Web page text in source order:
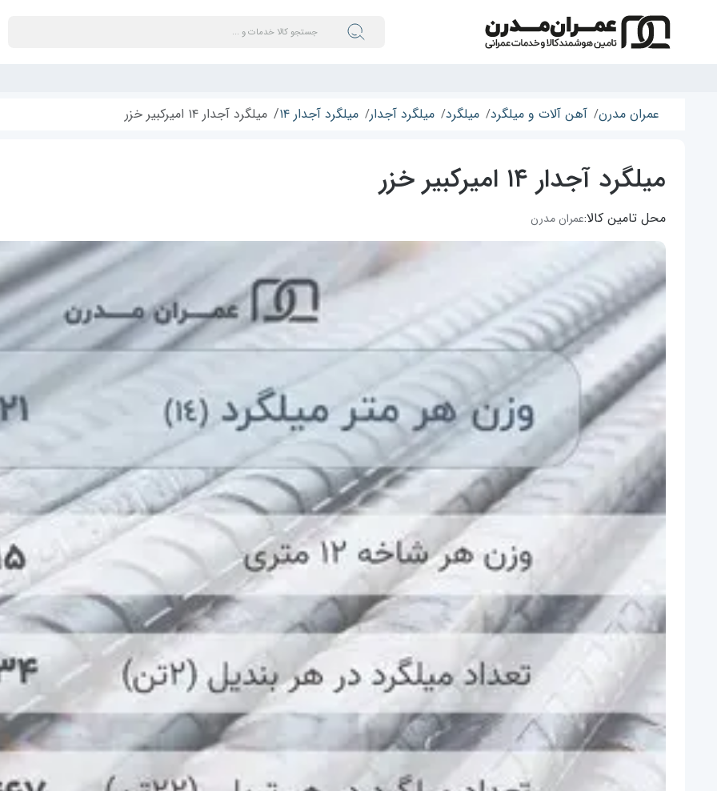
عمران مدرن آهن آلات و میلگرد میلگرد میلگرد آجدار میلگرد آجدار ۱۴ میلگرد آجدار ۱۴ امیرکبیر خزر
میلگرد آجدار ۱۴ امیرکبیر خزر
محل تامین کالا:عمران مدرن